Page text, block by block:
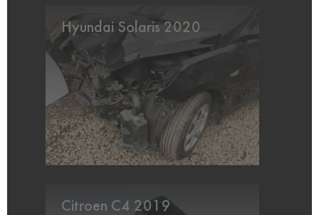
Hyundai Solaris 2020
Citroen C4 2019